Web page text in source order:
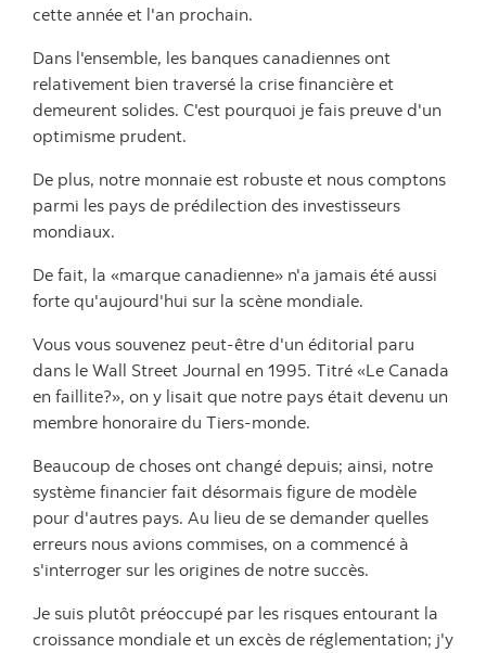
cette année et l'an prochain.
Dans l'ensemble, les banques canadiennes ont
relativement bien traversé la crise financière et
demeurent solides. C'est pourquoi je fais preuve d'un
optimisme prudent.
De plus, notre monnaie est robuste et nous comptons
parmi les pays de prédilection des investisseurs
mondiaux.
De fait, la «marque canadienne» n'a jamais été aussi
forte qu'aujourd'hui sur la scène mondiale.
Vous vous souvenez peut-être d'un éditorial paru
dans le Wall Street Journal en 1995. Titré «Le Canada
en faillite?», on y lisait que notre pays était devenu un
membre honoraire du Tiers-monde.
Beaucoup de choses ont changé depuis; ainsi, notre
système financier fait désormais figure de modèle
pour d'autres pays. Au lieu de se demander quelles
erreurs nous avions commises, on a commencé à
s'interroger sur les origines de notre succès.
Je suis plutôt préoccupé par les risques entourant la
croissance mondiale et un excès de réglementation; j'y